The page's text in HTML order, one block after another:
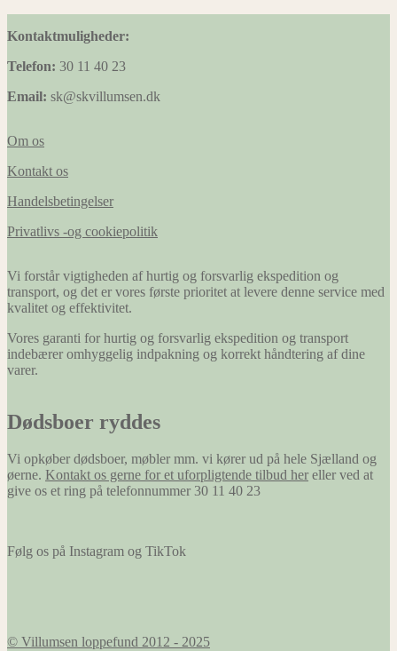
Kontaktmuligheder:
Telefon: 30 11 40 23
Email: sk@skvillumsen.dk
Om os
Kontakt os
Handelsbetingelser
Privatlivs -og cookiepolitik
Vi forstår vigtigheden af hurtig og forsvarlig ekspedition og
transport, og det er vores første prioritet at levere denne service med
kvalitet og effektivitet.
Vores garanti for hurtig og forsvarlig ekspedition og transport
indebærer omhyggelig indpakning og korrekt håndtering af dine
varer.
Dødsboer ryddes
Vi opkøber dødsboer, møbler mm. vi kører ud på hele Sjælland og
øerne. Kontakt os gerne for et uforpligtende tilbud her eller ved at
give os et ring på telefonnummer 30 11 40 23
Følg os på Instagram og TikTok
© Villumsen loppefund 2012 - 2025